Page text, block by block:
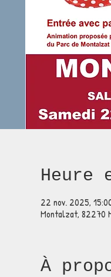
22 nov. 2025,
Montalzat, 82270
À